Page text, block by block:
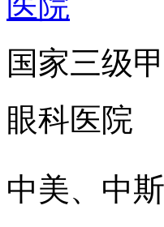
国家三级
眼科医院
中美、中斯